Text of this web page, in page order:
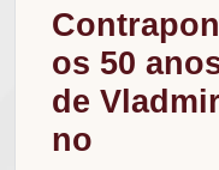
os 50
de
no